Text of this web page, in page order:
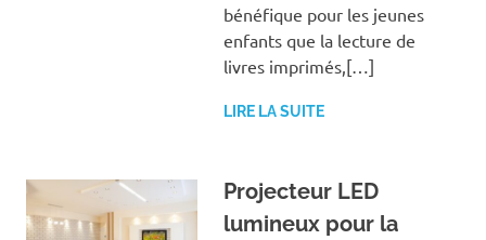
bénéfique pour les jeunes
enfants que la lecture de
livres imprimés,[…]
LIRE LA SUITE
Projecteur LED
lumineux pour la